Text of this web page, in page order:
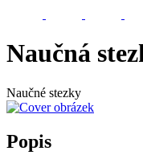
Naučná
Naučné stezky
Popis